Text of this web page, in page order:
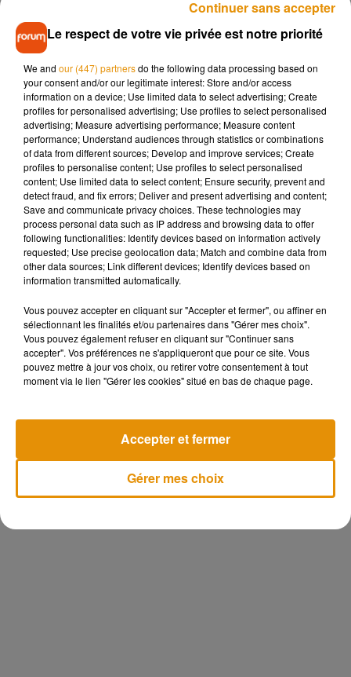
Pour l’heure, aucune hypothèse n’est écartée par les
enquêteurs dans cette sordide affaire. Une cellule
psychologique a été mise en place au Centre hospitalier de
le souhaitent. Karine Foucher était la présidente
départementale du syndicat des infirmières et infirmiers
libéraux, qui lui a rendu hommage.
Le respect de votre vie privée est notre priorité
We and our (447) partnersdo the following data processing based on
your consent and/or our legitimate interest: Store and/or access
information on a device; Use limited data to select advertising; Create
profiles for personalised advertising; Use profiles to select personalised
advertising; Measure advertising performance; Measure content
performance; Understand audiences through statistics or combinations
of data from different sources; Develop and improve services; Create
profiles to personalise content; Use profiles to select personalised
content; Use limited data to select content; Ensure security, prevent and
detect fraud, and fix errors; Deliver and present advertising and content;
Save and communicate privacy choices. These technologies may
process personal data such as IP address and browsing data to offer
following functionalities: Identify devices based on information actively
requested; Use precise geolocation data; Match and combine data from
other data sources; Link different devices; Identify devices based on
information transmitted automatically.
Vous pouvez accepter en cliquant sur "Accepter et fermer", ou affiner en
sélectionnant les finalités et/ou partenaires dans "Gérer mes choix".
Vous pouvez également refuser en cliquant sur "Continuer sans
accepter". Vos préférences ne s'appliqueront que pour ce site. Vous
pouvez mettre à jour vos choix, ou retirer votre consentement à tout
moment via le lien "Gérer les cookies" situé en bas de chaque page.
Gérer mes choix
Accepter et fermer
Continuer sans accepter